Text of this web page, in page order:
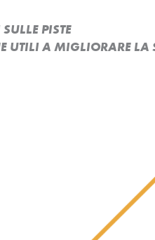
PISTE
UTILI A MIGLIORARE